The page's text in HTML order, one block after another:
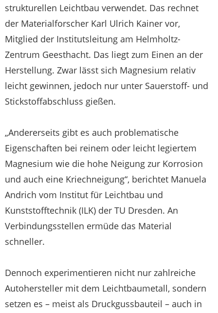
strukturellen Leichtbau verwendet. Das rechnet
der Materialforscher Karl Ulrich Kainer vor,
Mitglied der Institutsleitung am Helmholtz-
Zentrum Geesthacht. Das liegt zum Einen an der
Herstellung. Zwar lässt sich Magnesium relativ
leicht gewinnen, jedoch nur unter Sauerstoff- und
Stickstoffabschluss gießen.
„Andererseits gibt es auch problematische
Eigenschaften bei reinem oder leicht legiertem
Magnesium wie die hohe Neigung zur Korrosion
und auch eine Kriechneigung“, berichtet Manuela
Andrich vom Institut für Leichtbau und
Kunststofftechnik (ILK) der TU Dresden. An
Verbindungsstellen ermüde das Material
schneller.
Dennoch experimentieren nicht nur zahlreiche
Autohersteller mit dem Leichtbaumetall, sondern
setzen es – meist als Druckgussbauteil – auch in